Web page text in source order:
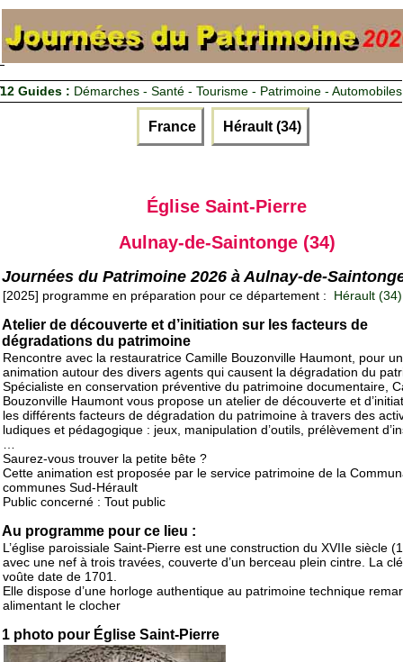
12 Guides : Démarches - Santé - Tourisme - Patrimoine - Automobiles
France Hérault (34)
Église Saint-Pierre
Aulnay-de-Saintonge (34)
Journées du Patrimoine 2026 à Aulnay-de-
[2025] programme en préparation pour ce département : Hérault (34)
Atelier de découverte et d’initiation sur les facteurs de
dégradations du patrimoine
Rencontre avec la restauratrice Camille Bouzonville Haumont, pour
animation autour des divers agents qui causent la dégradation du
Spécialiste en conservation préventive du patrimoine documentaire,
Bouzonville Haumont vous propose un atelier de découverte et
les différents facteurs de dégradation du patrimoine à travers des
ludiques et pédagogique : jeux, manipulation d’outils, prélèvement
…
Saurez-vous trouver la petite bête ?
Cette animation est proposée par le service patrimoine de la
communes Sud-Hérault
Public concerné : Tout public
Au programme pour ce lieu :
L’église paroissiale Saint-Pierre est une construction du XVIIe siècle
avec une nef à trois travées, couverte d’un berceau plein cintre. La
voûte date de 1701.
Elle dispose d’une horloge authentique au patrimoine technique
alimentant le clocher
1 photo pour Église Saint-Pierre